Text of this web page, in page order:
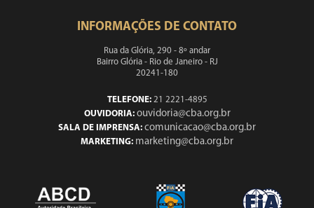
INFORMAÇÕES DE CONTATO
Rua da Glória, 290 - 8º andar
Bairro Glória - Rio de Janeiro - RJ
20241-180
TELEFONE:21 2221-4895
OUVIDORIA: ouvidoria@cba.org.br
SALA DE IMPRENSA: comunicacao@cba.org.br
MARKETING: marketing@cba.org.br